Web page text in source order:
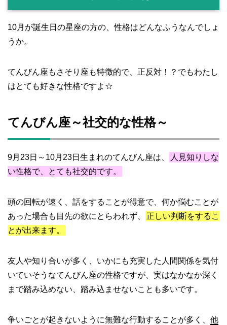
10月が誕生日の星座の方の、性格はどんなふうなんでしょ
うか。
てんびん座もさそり座も特徴的で、正反対！？でもわたし
はとても好きな性格ですよ☆
てんびん座～社交的な性格～
9月23日～10月23日生まれのてんびん座は、
人見知りしな
い性格で、とても社交的です。
頭の回転が速く、話をすることが得意で、何か悩むことが
あった場合も目先の欲にとらわれず、
正しい判断をするこ
とが出来ます。
友人や知り合いが多く、いかにも充実した人間関係を気付
いていそうなてんびん座の性格ですが、実はなかなか深く
まで踏み込めない、踏み込ませないことも多いです。
争いごとが起きないように無難な行動することが多く、 他